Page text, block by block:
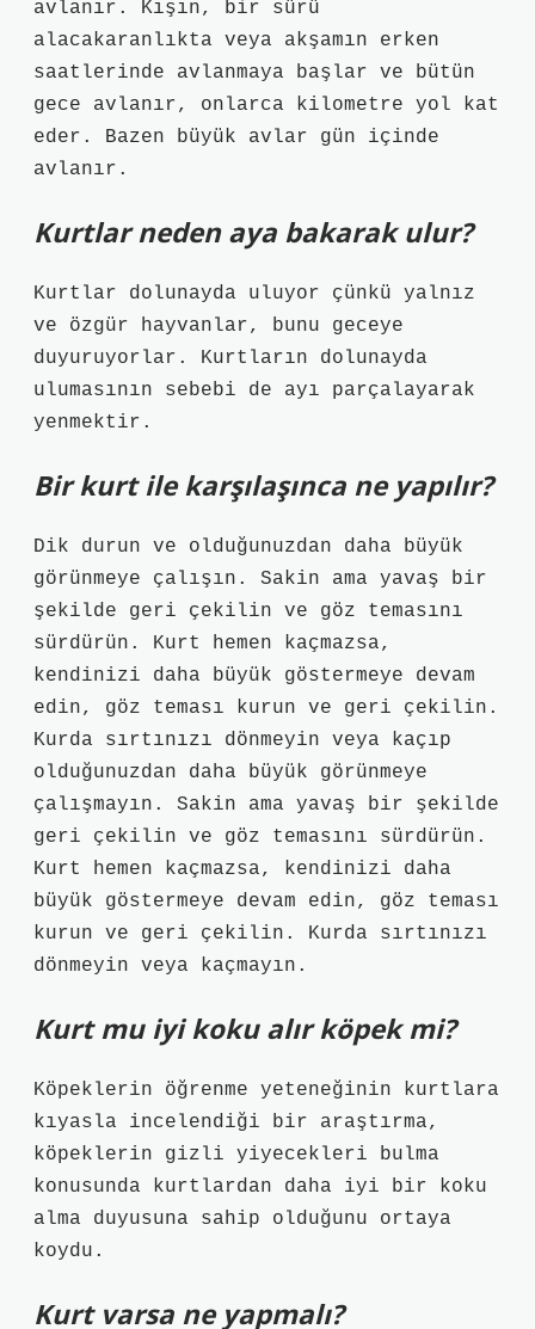
avlanır. Kışın, bir sürü
alacakaranlıkta veya akşamın erken
saatlerinde avlanmaya başlar ve bütün
gece avlanır, onlarca kilometre yol kat
eder. Bazen büyük avlar gün içinde
avlanır.
Kurtlar neden aya bakarak ulur?
Kurtlar dolunayda uluyor çünkü yalnız
ve özgür hayvanlar, bunu geceye
duyuruyorlar. Kurtların dolunayda
ulumasının sebebi de ayı parçalayarak
yenmektir.
Bir kurt ile karşılaşınca ne yapılır?
Dik durun ve olduğunuzdan daha büyük
görünmeye çalışın. Sakin ama yavaş bir
şekilde geri çekilin ve göz temasını
sürdürün. Kurt hemen kaçmazsa,
kendinizi daha büyük göstermeye devam
edin, göz teması kurun ve geri çekilin.
Kurda sırtınızı dönmeyin veya kaçıp
olduğunuzdan daha büyük görünmeye
çalışmayın. Sakin ama yavaş bir şekilde
geri çekilin ve göz temasını sürdürün.
Kurt hemen kaçmazsa, kendinizi daha
büyük göstermeye devam edin, göz teması
kurun ve geri çekilin. Kurda sırtınızı
dönmeyin veya kaçmayın.
Kurt mu iyi koku alır köpek mi?
Köpeklerin öğrenme yeteneğinin kurtlara
kıyasla incelendiği bir araştırma,
köpeklerin gizli yiyecekleri bulma
konusunda kurtlardan daha iyi bir koku
alma duyusuna sahip olduğunu ortaya
koydu.
Kurt varsa ne yapmalı?